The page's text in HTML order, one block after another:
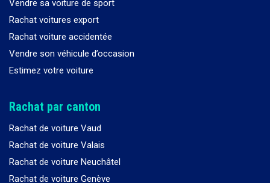
Vendre sa voiture de sport
Rachat voitures export
Rachat voiture accidentée
Vendre son véhicule d’occasion
Estimez votre voiture
Rachat par canton
Rachat de voiture Vaud
Rachat de voiture Valais
Rachat de voiture Neuchâtel
Rachat de voiture Genève